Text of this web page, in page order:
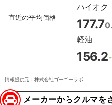
直近の平均価格
ハイオク
177.7
軽油
156.2
情報提供元：株式会社ゴーゴーラボ
メーカーからクルマを